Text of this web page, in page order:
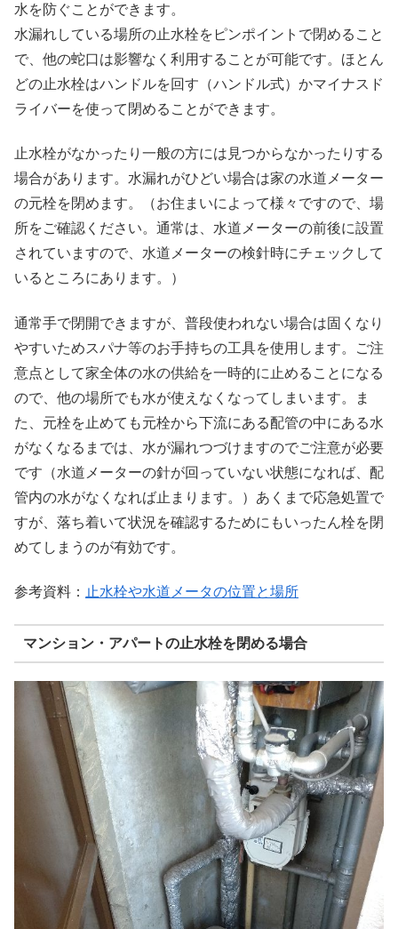
水を防ぐことができます。
水漏れしている場所の止水栓をピンポイントで閉めること
で、他の蛇口は影響なく利用することが可能です。ほとん
どの止水栓はハンドルを回す（ハンドル式）かマイナスド
ライバーを使って閉めることができます。
止水栓がなかったり一般の方には見つからなかったりする
場合があります。水漏れがひどい場合は家の水道メーター
の元栓を閉めます。（お住まいによって様々ですので、場
所をご確認ください。通常は、水道メーターの前後に設置
されていますので、水道メーターの検針時にチェックして
いるところにあります。）
通常手で閉開できますが、普段使われない場合は固くなり
やすいためスパナ等のお手持ちの工具を使用します。ご注
意点として家全体の水の供給を一時的に止めることになる
ので、他の場所でも水が使えなくなってしまいます。ま
た、元栓を止めても元栓から下流にある配管の中にある水
がなくなるまでは、水が漏れつづけますのでご注意が必要
です（水道メーターの針が回っていない状態になれば、配
管内の水がなくなれば止まります。）あくまで応急処置で
すが、落ち着いて状況を確認するためにもいったん栓を閉
めてしまうのが有効です。
参考資料： 止水栓や水道メータの位置と場所
マンション・アパートの止水栓を閉める場合